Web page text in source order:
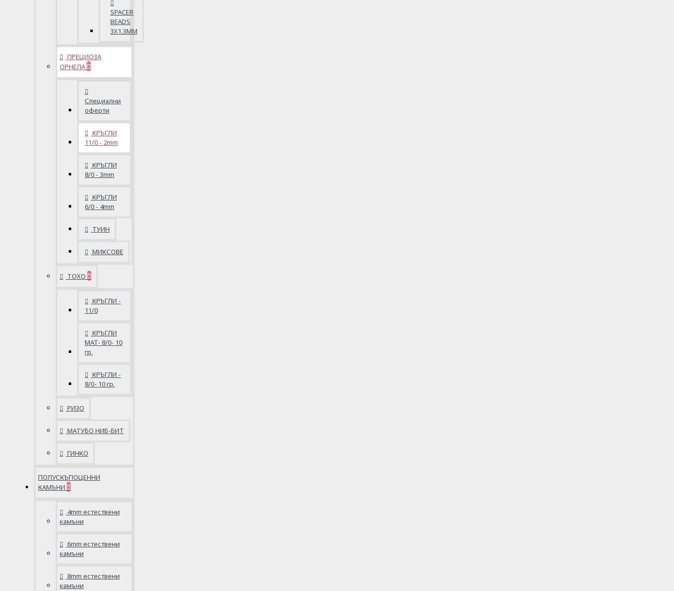
SPACER
BEADS
3X1.3MM
ПРЕЦИОЗА
ОРНЕЛА
Специални
оферти
КРЪГЛИ
11/0 - 2mm
КРЪГЛИ
8/0 - 3mm
КРЪГЛИ
6/0 - 4mm
ТУИН
МИКСОВЕ
ТОХО
КРЪГЛИ -
11/0
КРЪГЛИ
MAT- 8/0- 10
гр.
КРЪГЛИ -
8/0- 10 гр.
РИЗО
МАТУБО НИБ-БИТ
ГИНКО
ПОЛУСКЪПОЦЕННИ
КАМЪНИ
4mm естествени
камъни
6mm естествени
камъни
8mm естествени
камъни